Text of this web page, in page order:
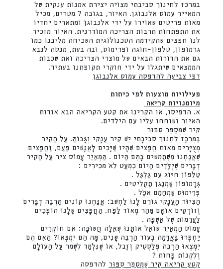
במרכז לחינוך סביבתי מצויה יצירת אמנות ענקית של
המאייר עמוס אלנבוגן. האיור, בגובה 7 מטרים, מכיל
מאות פריטים שאוירו על ידי אלנבוגן ומתארים יחדיו
את התפתחות תרבות הצריכה המודרנית. האיור מזכיר
לנו חפצים שהקידמה הטכנולוגית השכיחה מליבנו כמו
גרמופון, טלפון-חוגה ופרימוס, ובה בעת, מנסה לנבא
גם את הדורות הבאים של מוצרי הצריכה ואת שכבות
הממצאים שיתגלו על ידי חוקרי תקופתנו בעתיד.
דפי צביעה להדפסה עמוס אלנבוגן
פעילויות מוצעות לפי כיתות
מיומנויות קריאה
א. הדפיסו, או הקרינו את קטע הקריאה הבא אודות
האיור ושוחחו עליו עם הילדים.
קִּיר שֶׁמְּסַפֵּר סִּפוּר
בַּמֶּרְכָּז לְחִנּוּךְ סְבִיבָּתִי יֵשׁ קִיר עֲנָּקִי וְגָּבוֹהַּ. עַּל הַּקִיר
מְצֻיָּרִים מֵאוֹת חֲפָּצִים שֶּׁהָּיוּ שַּׁיָּכִים לָּאֲנָּשִׁים פַּעַּם, וַּחֲפָּצִים
שֶּׁאֲנַּחְנוּ מִשְׁתַּמְשִׁים בָּהֶּם הַּיוֹם . הַּמְאַיֵר עָּמוֹס צִיֵר עַּל הַּקִיר
דְבָּרִים שֶּׁיְלָּדִים הַּיוֹם כִמְעַּט לאֹ מכִירִים :
טֵּלֵּפוֹן חִּיּוּג עִם גַּלְגַּל .
גְּרָמוֹפוֹן שֶּׁמְנַּגֵן תַּקְלִיטִים .
פְּרִּימוּס שֶּׁמְחַּמֵם אכֶֹּל .
הַּצִיוּר הָּעֲנָּקִי גורֵם לָּנוּ לַּחְשׁבֹ: אֲנַּחְנוּ קוֹנִים הַּרְבֵה דְבָּרִים
וְזוֹרְקִים אוֹתָּם מַּהֵר מְאוֹד לַּפַּח. הַּחֲפָּצִים שֶּׁלָּנוּ הופְכִים
לַּעֲרֵמות שֶּׁל אַשְׁפָּה .
עָּמוֹס הַּמְאַיֵר שׁוֹאֵל אוֹתָּנוּ שְׁאֵלָּה חֲשׁוּבָּה: אִם חוקְרִים
יַּחְפְרוּ בָּאֲדָּמָּה בְעוֹד הַּרְבֵה שָּׁנִים, מָּה הֵם יִמְצְאוּ? הַּאִם הֵם
יִמְצְאוּ הַּרְבֵה פְלַּסְטִיק וְזֶּבל, אוֹ שֶּׁנִּלְמַּד לִשְׁמרֹ עַּל הָּעוֹלָּם
וְלִקְנוֹת פָּחוֹת ?
קטע קריאה קִּיר שֶׁמְּסַפֵּר סִפּוּר להדפסה